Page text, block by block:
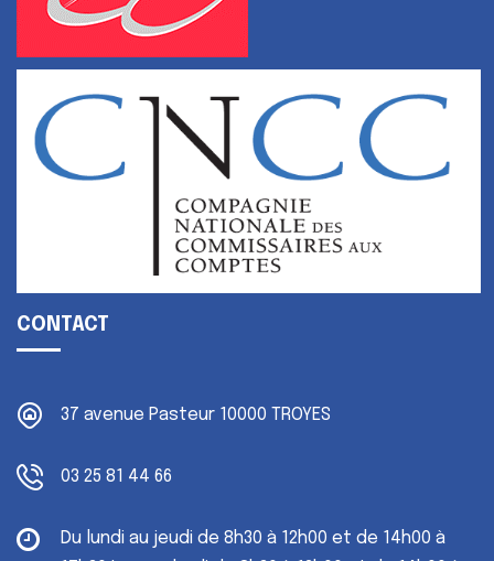
CONTACT
37 avenue Pasteur 10000 TROYES
03 25 81 44 66
Du lundi au jeudi de 8h30 à 12h00 et de 14h00 à